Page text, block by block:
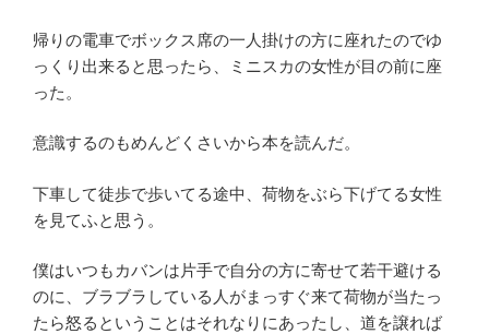
帰りの電車でボックス席の一人掛けの方に座れたのでゆ
っくり出来ると思ったら、ミニスカの女性が目の前に座
った。
意識するのもめんどくさいから本を読んだ。
下車して徒歩で歩いてる途中、荷物をぶら下げてる女性
を見てふと思う。
僕はいつもカバンは片手で自分の方に寄せて若干避ける
のに、ブラブラしている人がまっすぐ来て荷物が当たっ
たら怒るということはそれなりにあったし、道を譲れば